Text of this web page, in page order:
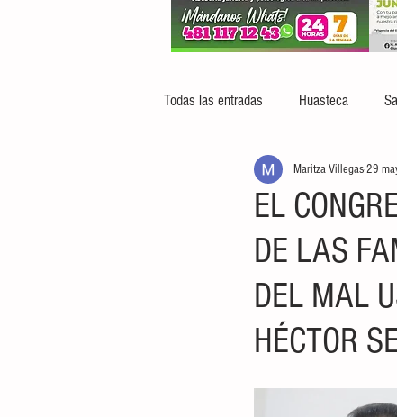
Todas las entradas Huasteca
EL
DE LAS
DEL MAL
HÉCTOR
Maritza Villegas29